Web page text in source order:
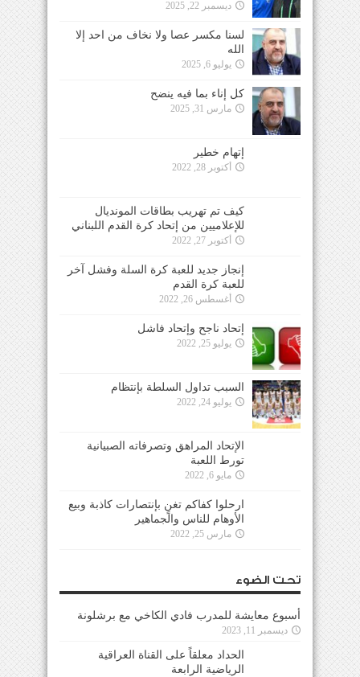
ديسمبر 22, 2025
لسنا مكسر عصا ولا نخاف من احد إلا
الله
يوليو 6, 2025
كل إناء بما فيه ينضح
مارس 31, 2025
إتهام خطير
أكتوبر 28, 2022
كيف تم تهريب بطاقات المونديال
للإعلاميين من إتحاد كرة القدم اللبناني
أكتوبر 27, 2022
إنجاز جديد للعبة كرة السلة وفشل آخر
للعبة كرة القدم
أغسطس 26, 2022
إتحاد ناجح وإتحاد فاشل
يوليو 25, 2022
السبب تداول السلطة بإنتظام
يوليو 24, 2022
الإتحاد المراهق وتصرفاته الصبيانية
تورط اللعبة
مايو 6, 2022
ارحلوا كفاكم تغنٍ بإنتصارات كاذبة وبيع
الأوهام للناس والجماهير
مارس 25, 2022
تحت الضوء
أسبوع معايشة للمدرب فادي الكاخي مع برشلونة
ديسمبر 11, 2023
الحداد معلقاً على القناة العراقية
الرياضية الرابعة